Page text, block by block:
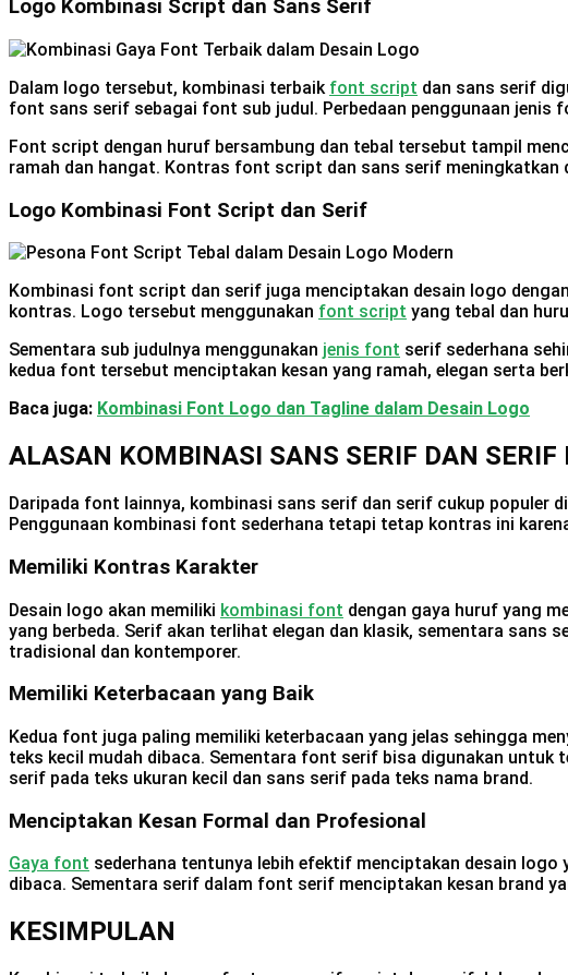
Logo Kombinasi Script dan Sans Serif
Dalam logo tersebut, kombinasi terbaik font script dan sans serif
font sans serif sebagai font sub judul. Perbedaan penggunaan jenis
Font script dengan huruf bersambung dan tebal tersebut tampil
ramah dan hangat. Kontras font script dan sans serif
Logo Kombinasi Font Script dan Serif
Kombinasi font script dan serif juga menciptakan desain logo
kontras. Logo tersebut menggunakan font script yang tebal dan
Sementara sub judulnya menggunakan jenis font serif sederhana
kedua font tersebut menciptakan kesan yang ramah, elegan serta
Baca juga: Kombinasi Font Logo dan Tagline dalam Desain Logo
ALASAN KOMBINASI SANS SERIF DAN SERIF
Daripada font lainnya, kombinasi sans serif dan serif cukup populer
Penggunaan kombinasi font sederhana tetapi tetap kontras ini
Memiliki Kontras Karakter
Desain logo akan memiliki kombinasi font dengan gaya huruf yang
yang berbeda. Serif akan terlihat elegan dan klasik, sementara sans
tradisional dan kontemporer.
Memiliki Keterbacaan yang Baik
Kedua font juga paling memiliki keterbacaan yang jelas sehingga
teks kecil mudah dibaca. Sementara font serif bisa digunakan untuk
serif pada teks ukuran kecil dan sans serif pada teks nama brand.
Menciptakan Kesan Formal dan Profesional
Gaya font sederhana tentunya lebih efektif menciptakan desain
dibaca. Sementara serif dalam font serif menciptakan kesan brand
KESIMPULAN